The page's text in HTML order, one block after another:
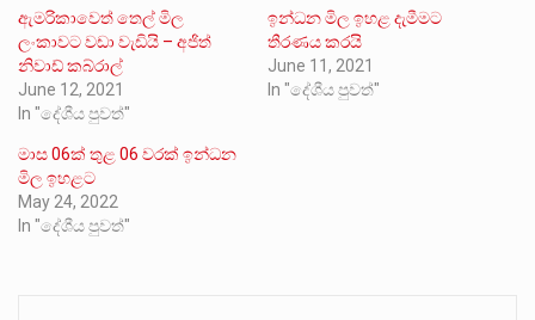
ඇමරිකාවෙත් තෙල් මිල
ලංකාවට වඩා වැඩියි – අජිත්
නිවාඩ් කබ්රාල්
June 12, 2021
In "දේශීය පුවත්"
ඉන්ධන මිල ඉහළ දැමීමට
තීරණය කරයි
June 11, 2021
In "දේශීය පුවත්"
මාස 06ක් තුළ 06 වරක් ඉන්ධන
මිල ඉහළට
May 24, 2022
In "දේශීය පුවත්"